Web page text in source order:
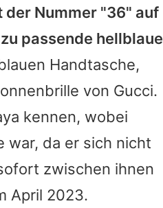
Nummer "36" auf
passende hellblaue
Handtasche,
von Gucci.
kennen, wobei
war, da er sich nicht
zwischen ihnen
April 2023.